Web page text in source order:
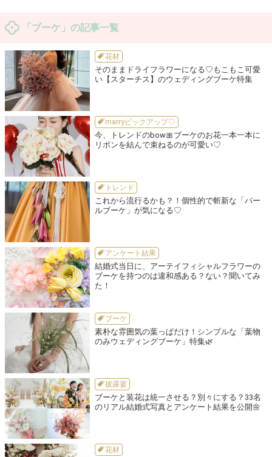
「ブーケ」の記事一覧
花材
そのままドライフラワーになる♡もこもこ可愛
い【スターチス】のウェディングブーケ特集
marryピックアップ♡
今、トレンドのbow🎀ブーケのお花一本一本に
リボンを結んで束ねるのが可愛い♡
トレンド
これから流行るかも？！個性的で斬新な「パー
ルブーケ」が気になる♡
アンケート結果
結婚式当日に、アーテイフィシャルフラワーの
ブーケを持つのは違和感ある？ない？聞いてみ
た！
ブーケ
素朴な雰囲気の葉っぱだけ！シンプルな「葉物
のみウェディングブーケ」特集🌿
披露宴
ブーケと装花は統一させる？別々にする？33名
のリアル結婚式写真とアンケート結果を公開🌼
花材